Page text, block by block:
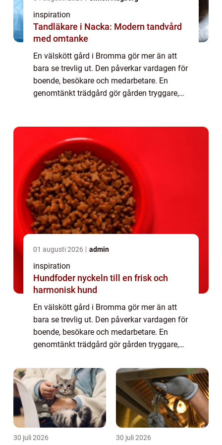
inspiration
Tandläkare i Nacka: Modern tandvård
med omtanke
En välskött gård i Bromma gör mer än att
bara se trevlig ut. Den påverkar vardagen för
boende, besökare och medarbetare. En
genomtänkt trädgård gör gården tryggare,
01 augusti 2026 admin
inspiration
Hundfoder nyckeln till en frisk och
harmonisk hund
En välskött gård i Bromma gör mer än att
bara se trevlig ut. Den påverkar vardagen för
boende, besökare och medarbetare. En
genomtänkt trädgård gör gården tryggare,
med höja värdet på fastigheten. När bost...
30 juli 2026 30 juli 2026